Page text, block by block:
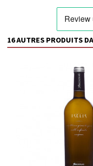
16 AUTRES PRODUITS